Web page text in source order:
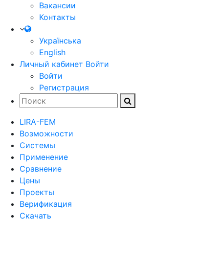
Вакансии
Контакты
Українська
English
Личный кабинет Войти
Войти
Регистрация
LIRA-FEM
Возможности
Cистемы
Применение
Сравнение
Цены
Проекты
Верификация
Скачать